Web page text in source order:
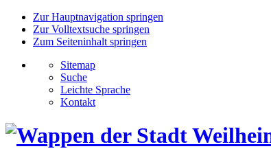
Zur Hauptnavigation springen
Zur Volltextsuche springen
Zum Seiteninhalt springen
Sitemap
Suche
Leichte Sprache
Kontakt